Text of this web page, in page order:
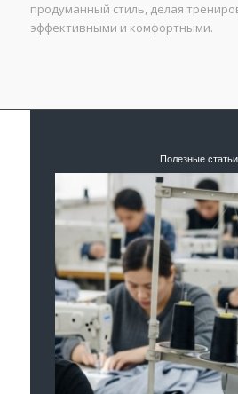
продуманный стиль, делая
эффективными и комфортными.
Полезные статьи